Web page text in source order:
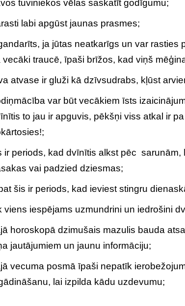
tuviniekos vēlas saskatīt godīgumu;
labi apgūst jaunas prasmes;
ja jūtas neatkarīgs un var rasties
vecāki traucē, īpaši brīžos, kad viņš
atvase ir gluži kā dzīvsudrabs, kļūst
var būt vecākiem īsts
to jau ir apguvis, pēkšņi viss atkal ir
ir periods, kad dvīnītis alkst pēc sarunām,
vai padzied dziesmas;
šis ir periods, kad ieviest stingru
viens iespējams uzmundrini un iedrošini
horoskopā dzimušais mazulis bauda
jautājumiem un jaunu informāciju;
vecuma posmā īpaši nepatīk
lai izpilda kādu uzdevumu;